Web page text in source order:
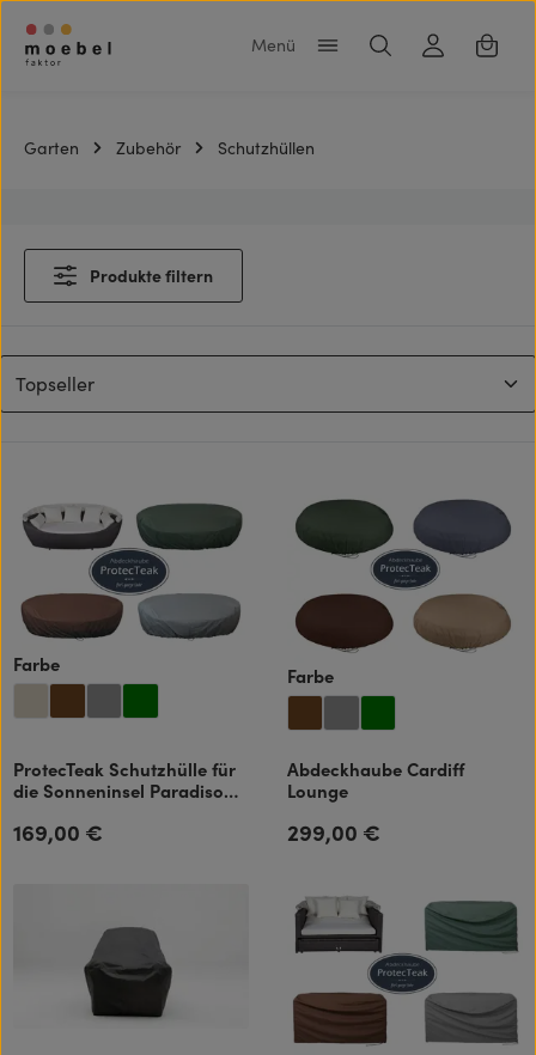
Zum Hauptinhalt springen
Garten Zubehör Schutzhüllen
Produkte filtern
Farbeauswählen
ProtecTeak Schutzhülle für
die Sonneninsel Paradiso
Abdeckhaube atmungsaktiv
Regulärer Preis:
169,00 €
Farbeauswählen
Abdeckhaube Cardiff
Lounge
Regulärer Preis:
299,00 €